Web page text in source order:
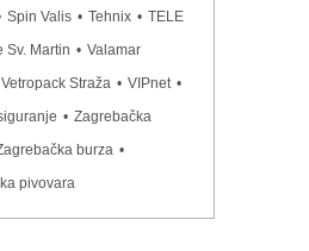
Spin Valis • Tehnix • TELE
Sv. Martin • Valamar
Vetropack Straža • VIPnet •
• Zagrebačka
burza •
pivovara